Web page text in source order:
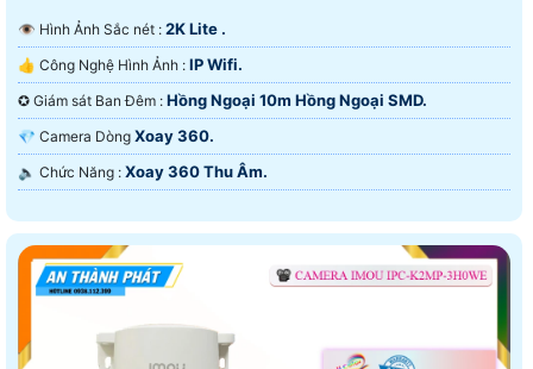
👁 Hình Ảnh Sắc nét : 2K Lite .
👍 Công Nghệ Hình Ảnh : IP Wifi.
✪ Giám sát Ban Đêm : Hồng Ngoại 10m Hồng Ngoại SMD.
💎 Camera Dòng Xoay 360.
️🔈 Chức Năng : Xoay 360 Thu Âm.